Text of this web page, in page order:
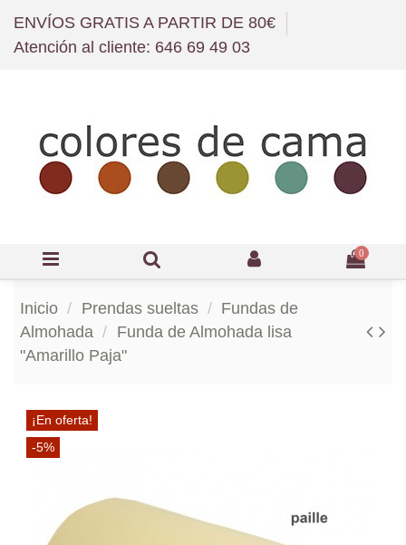
ENVÍOS GRATIS A PARTIR DE 80€
Atención al cliente: 646 69 49 03
0
Inicio Prendas sueltas
Fundas de
Almohada
Funda de Almohada lisa
"Amarillo Paja"
¡En oferta!
-5%